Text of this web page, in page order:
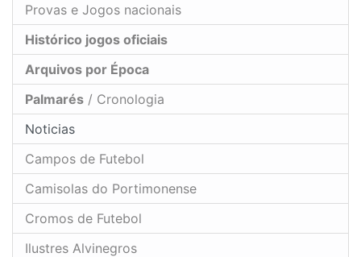
Provas e Jogos nacionais
Histórico jogos oficiais
Arquivos por Época
Palmarés / Cronologia
Noticias
Campos de Futebol
Camisolas do Portimonense
Cromos de Futebol
Ilustres Alvinegros